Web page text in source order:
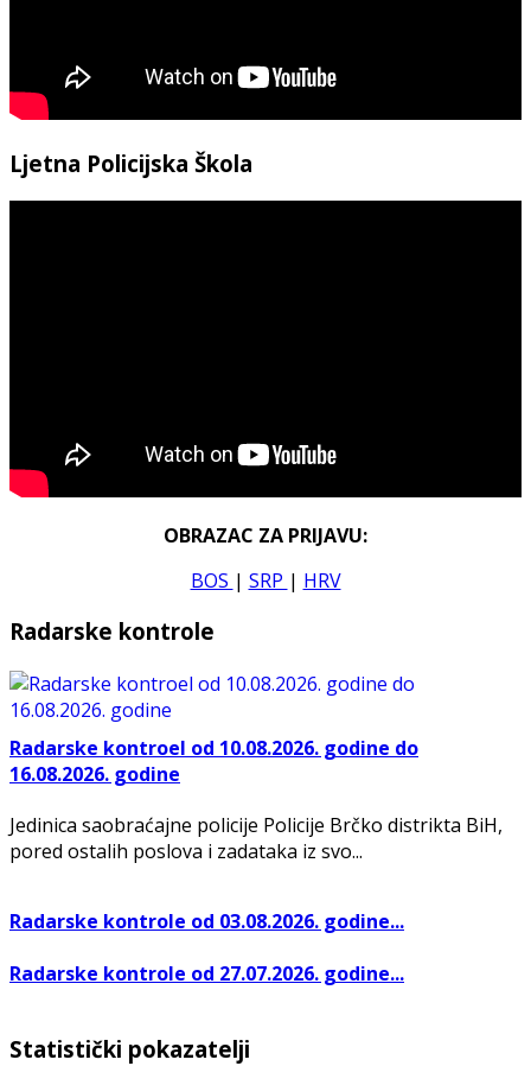
Ljetna Policijska Škola
OBRAZAC ZA PRIJAVU:
BOS | SRP | HRV
Radarske kontrole
Radarske kontroel od 10.08.2026. godine do
16.08.2026. godine
Jedinica saobraćajne policije Policije Brčko distrikta BiH,
pored ostalih poslova i zadataka iz svo...
Radarske kontrole od 03.08.2026. godine...
Radarske kontrole od 27.07.2026. godine...
Statistički pokazatelji